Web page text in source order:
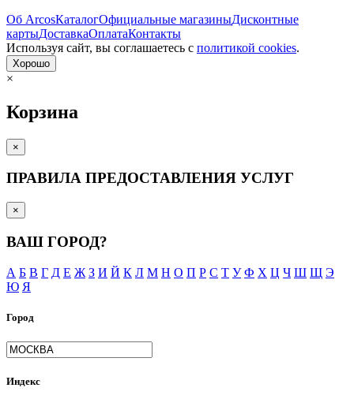
Об ArcosКаталогОфициальные магазиныДисконтные
картыДоставкаОплатаКонтакты
Используя сайт, вы согла­шаетесь с политикой cookies.
Хорошо
×
Корзина
×
ПРАВИЛА ПРЕДОСТАВЛЕНИЯ УСЛУГ
×
ВАШ ГОРОД?
А Б В Г Д Е Ж З И Й К Л М Н О П Р С Т У Ф Х Ц Ч Ш Щ Э
Ю Я
Город
Индекс